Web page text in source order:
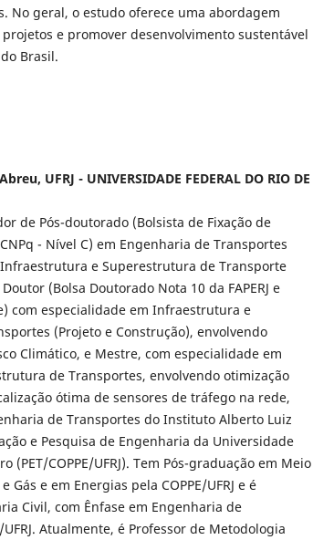
No geral, o estudo oferece uma abordagem
e promover desenvolvimento sustentável
Brasil.
UFRJ - UNIVERSIDADE FEDERAL DO RIO DE
de Pós-doutorado (Bolsista de Fixação de
- Nível C) em Engenharia de Transportes
e Superestrutura de Transporte
(Bolsa Doutorado Nota 10 da FAPERJ e
com especialidade em Infraestrutura e
(Projeto e Construção), envolvendo
Climático, e Mestre, com especialidade em
de Transportes, envolvendo otimização
ótima de sensores de tráfego na rede,
de Transportes do Instituto Alberto Luiz
e Pesquisa de Engenharia da Universidade
(PET/COPPE/UFRJ). Tem Pós-graduação em Meio
Gás e em Energias pela COPPE/UFRJ e é
Civil, com Ênfase em Engenharia de
Atualmente, é Professor de Metodologia